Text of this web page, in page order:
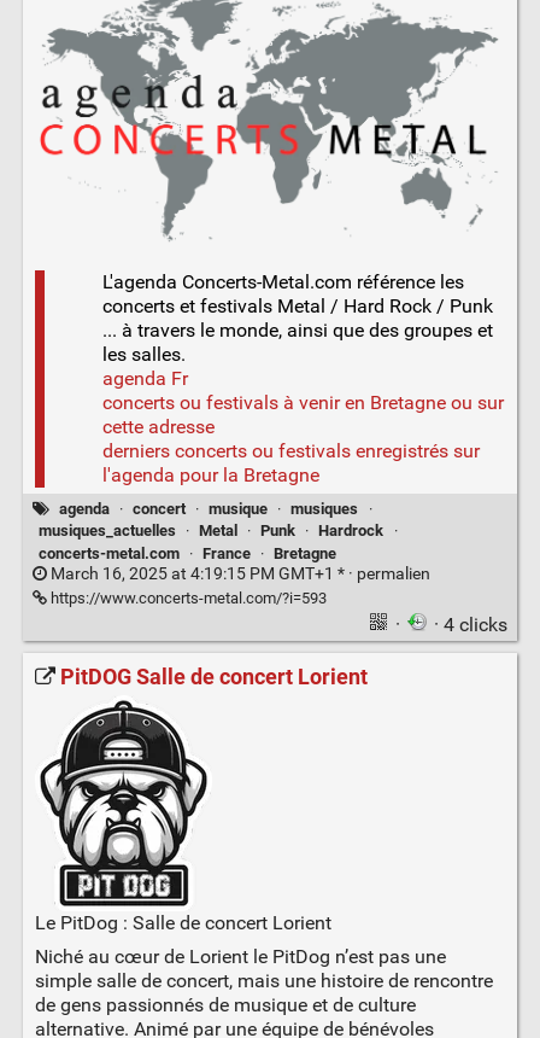
L'agenda Concerts-Metal.com référence les
concerts et festivals Metal / Hard Rock / Punk
... à travers le monde, ainsi que des groupes et
les salles.
agenda Fr
concerts ou festivals à venir en Bretagne ou sur
cette adresse
derniers concerts ou festivals enregistrés sur
l'agenda pour la Bretagne
agenda · concert · musique · musiques
·
musiques_actuelles
· Metal · Punk · Hardrock
·
concerts-metal.com
· France · Bretagne
March 16, 2025 at 4:19:15 PM GMT+1 * · permalien
https://www.concerts-metal.com/?i=593
· · 4 clicks
PitDOG Salle de concert Lorient
Le PitDog : Salle de concert Lorient
Niché au cœur de Lorient le PitDog n’est pas une
simple salle de concert, mais une histoire de rencontre
de gens passionnés de musique et de culture
alternative. Animé par une équipe de bénévoles